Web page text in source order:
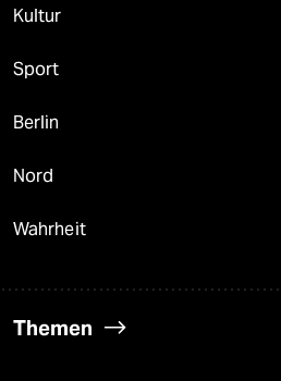
Kultur
Sport
Berlin
Nord
Wahrheit
Themen